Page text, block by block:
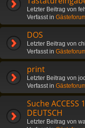
Letzter Beitrag von
Verfasst in
DOS
Letzter Beitrag von
Verfasst in
print
Letzter Beitrag von
Verfasst in
Suche ACCESS
DEUTSCH
Letzter Beitrag von